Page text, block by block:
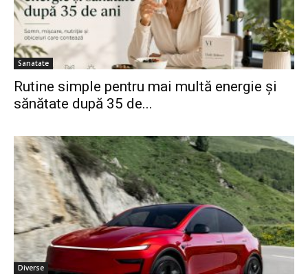
Sanatate
Rutine simple pentru mai multă energie și
sănătate după 35 de...
Diverse